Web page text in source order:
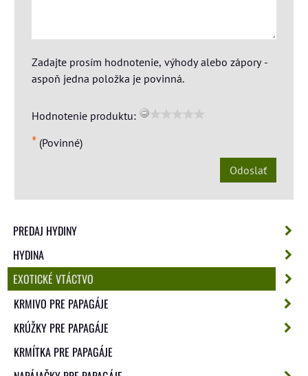
Zadajte prosím hodnotenie, výhody alebo zápory -
aspoň jedna položka je povinná.
Hodnotenie produktu:
* (Povinné)
Odoslať
PREDAJ HYDINY
HYDINA
EXOTICKÉ VTÁCTVO
KRMIVO PRE PAPAGÁJE
KRÚŽKY PRE PAPAGÁJE
KRMÍTKA PRE PAPAGÁJE